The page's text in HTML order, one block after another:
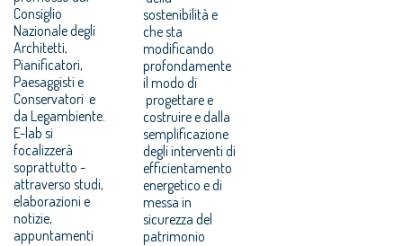
Consiglio
Nazionale degli
Architetti,
Pianificatori,
Paesaggisti e
Conservatori e
da Legambiente.
E-lab si
focalizzerà
soprattutto -
attraverso studi,
elaborazioni e
notizie,
appuntamenti
sostenibilità e
che sta
modificando
profondamente
il modo di
progettare e
costruire e dalla
semplificazione
degli interventi di
efficientamento
energetico e di
messa in
sicurezza del
patrimonio